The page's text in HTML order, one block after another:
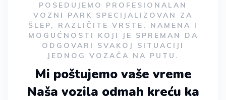
POSEDUJEMO PROFESIONALAN
VOZNI PARK SPECIJALIZOVAN ZA
ŠLEP, RAZLIČITE VRSTE, NAMENA I
MOGUĆNOSTI KOJI JE SPREMAN DA
ODGOVARI SVAKOJ SITUACIJI
JEDNOG VOZAČA NA PUTU.
Mi poštujemo vaše vreme
Naša vozila odmah kreću ka